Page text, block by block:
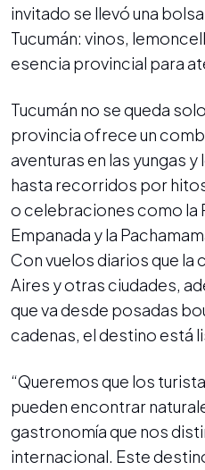
invitado se llevó una
Tucumán: vinos,
esencia provincial para
Tucumán no se queda
provincia ofrece un
aventuras en las yungas
hasta recorridos por
o celebraciones como la
Empanada y la
Con vuelos diarios que la
Aires y otras ciudades,
que va desde posadas
cadenas, el destino está
“Queremos que los
pueden encontrar
gastronomía que nos
internacional. Este